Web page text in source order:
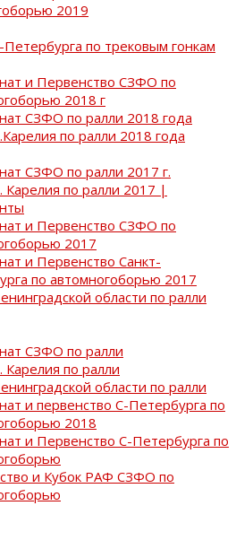
2019
Петербурга по трековым гонкам
и Первенство СЗФО по
2018 г
СЗФО по ралли 2018 года
по ралли 2018 года
СЗФО по ралли 2017 г.
Карелия по ралли 2017 |
и Первенство СЗФО по
2017
и Первенство Санкт-
по автомногоборью 2017
области по ралли
СЗФО по ралли
Карелия по ралли
области по ралли
и первенство С-Петербурга по
2018
и Первенство С-Петербурга по
и Кубок РАФ СЗФО по